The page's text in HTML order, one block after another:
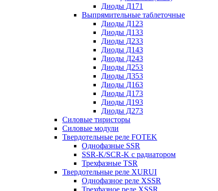
Диоды Д171
Выпрямительные таблеточные
Диоды Д123
Диоды Д133
Диоды Д233
Диоды Д143
Диоды Д243
Диоды Д253
Диоды Д353
Диоды Д163
Диоды Д173
Диоды Д193
Диоды Д273
Силовые тиристоры
Силовые модули
Твердотельные реле FOTEK
Однофазные SSR
SSR-K/SCR-K с радиатором
Трехфазные TSR
Твердотельные реле XURUI
Однофазное реле XSSR
Трехфазное реле XSSR